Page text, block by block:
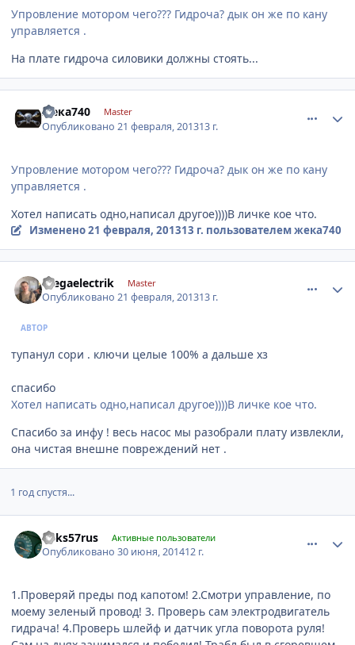
Упровление мотором чего??? Гидроча? дык он же по кану
управляется .
На плате гидроча силовики должны стоять...
жека740 Master
Опубликовано21 февраля, 201313 г.
Упровление мотором чего??? Гидроча? дык он же по кану
управляется .
Хотел написать одно,написал другое))))В личке кое что.
Изменено21 февраля, 201313 г. пользователем жека740
megaelectrik Master
Опубликовано21 февраля, 201313 г.
АВТОР
тупанул сори . ключи целые 100% а дальше хз
спасибо
Хотел написать одно,написал другое))))В личке кое что.
Спасибо за инфу ! весь насос мы разобрали плату извлекли,
она чистая внешне повреждений нет .
1 год спустя...
keks57rus Активные пользователи
Опубликовано30 июня, 201412 г.
1.Проверяй преды под капотом! 2.Смотри управление, по
моему зеленый провод! 3. Проверь сам электродвигатель
гидрача! 4.Проверь шлейф и датчик угла поворота руля!